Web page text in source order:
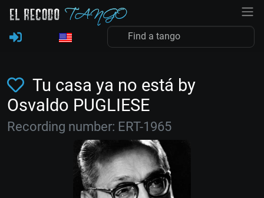
Tu casa ya no está by
Osvaldo PUGLIESE
Recording number: ERT-1965